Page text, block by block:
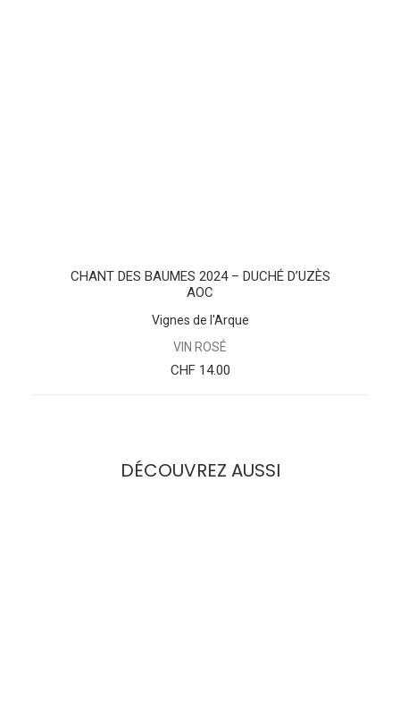
CHANT DES BAUMES 2024 – DUCHÉ D’UZÈS
AOC
Vignes de l'Arque
VIN ROSÉ
CHF14.00
DÉCOUVREZ AUSSI